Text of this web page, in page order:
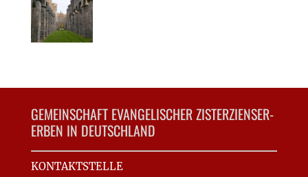
GEMEINSCHAFT EVANGELISCHER ZISTERZIENSER-
ERBEN IN DEUTSCHLAND
KONTAKTSTELLE